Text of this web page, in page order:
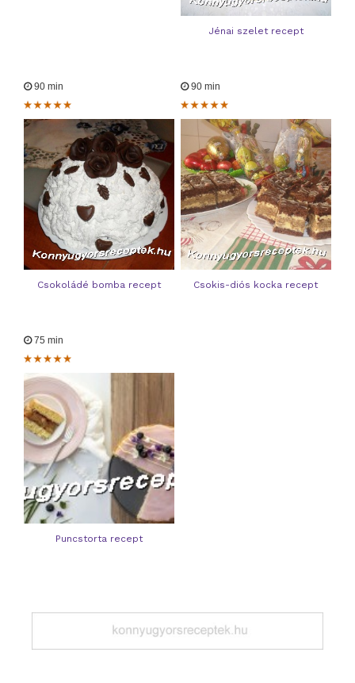
Jénai szelet recept
90 min
Csokoládé bomba recept
90 min
Csokis-diós kocka recept
75 min
Puncstorta recept